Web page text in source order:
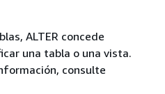
ALTER concede
una tabla o una vista.
consulte